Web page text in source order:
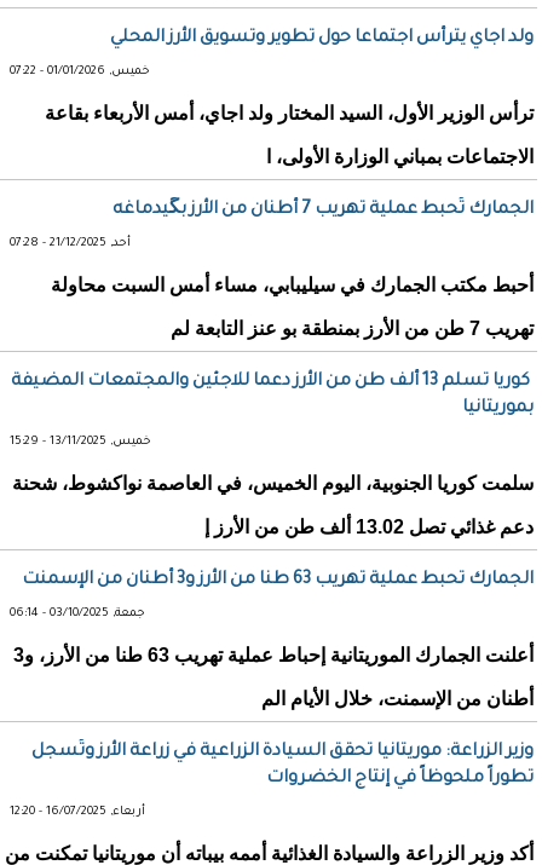
ولد اجاي يترأس اجتماعا حول تطوير وتسويق الأرز المحلي
خميس, 01/01/2026 - 07:22
ترأس الوزير الأول، السيد المختار ولد اجاي، أمس الأربعاء بقاعة
الاجتماعات بمباني الوزارة الأولى، ا
الجمارك تُحبط عملية تهريب 7 أطنان من الأرز بگيدماغه
أحد, 21/12/2025 - 07:28
أحبط مكتب الجمارك في سيليبابي، مساء أمس السبت محاولة
تهريب 7 طن من الأرز بمنطقة بو عنز التابعة لم
‎ كوريا تسلم 13 ألف طن من الأرز دعما للاجئين والمجتمعات المضيفة
بموريتانيا
خميس, 13/11/2025 - 15:29
سلمت كوريا الجنوبية، اليوم الخميس، في العاصمة نواكشوط، شحنة
دعم غذائي تصل 13.02 ألف طن من الأرز إ
الجمارك تحبط عملية تهريب 63 طنا من الأرز و3 أطنان من الإسمنت
جمعة, 03/10/2025 - 06:14
أعلنت الجمارك الموريتانية إحباط عملية تهريب 63 طنا من الأرز، و3
أطنان من الإسمنت، خلال الأيام الم
وزير الزراعة: موريتانيا تحقق السيادة الزراعية في زراعة الأرز وتُسجل
تطوراً ملحوظاً في إنتاج الخضروات
أربعاء, 16/07/2025 - 12:20
أكد وزير الزراعة والسيادة الغذائية أممه بيباته أن موريتانيا تمكنت من